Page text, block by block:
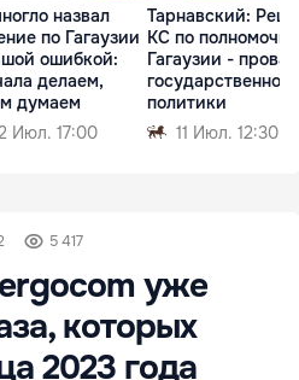
назвал
по Гагаузии
ошибкой:
делаем,
думаем
Июл. 17:00
Тарнавский:
КС по
Гагаузии - провал
государственной
политики
11 Июл. 12:30
5 417
уже
которых
2023 года